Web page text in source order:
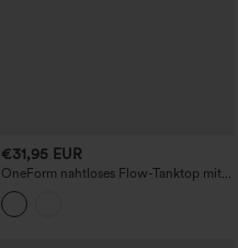
€31,95 EUR
OneForm nahtloses Flow-Tanktop mit
Reverskragen, Colorblock-Design und
atmungsaktivem Mesh – Tennis-Top